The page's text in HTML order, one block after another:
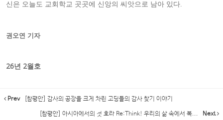
신은 오늘도 교회학교 곳곳에 신앙의 씨앗으로 남아 있다.
권오연 기자
26년 2월호
Prev [참평안] 감사의 공장을 크게 차린 고딩들의 감사 찾기 이야기
[참평안] 아시아에서의 첫 호라 Re:Think! 우리의 삶 속에서 복... Next